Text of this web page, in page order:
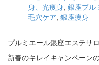
身、光痩身, 銀座プル
毛穴ケア, 銀座痩身
プルミエール銀座エステサ
新春のキレイキャンペーン